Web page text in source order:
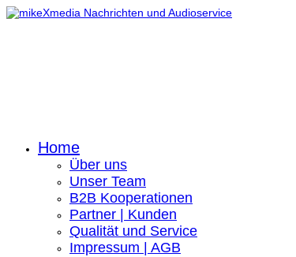
Home
Über uns
Unser Team
B2B Kooperationen
Partner | Kunden
Qualität und Service
Impressum | AGB